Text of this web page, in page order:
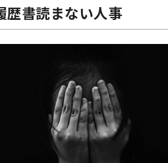
歴書読まない人事